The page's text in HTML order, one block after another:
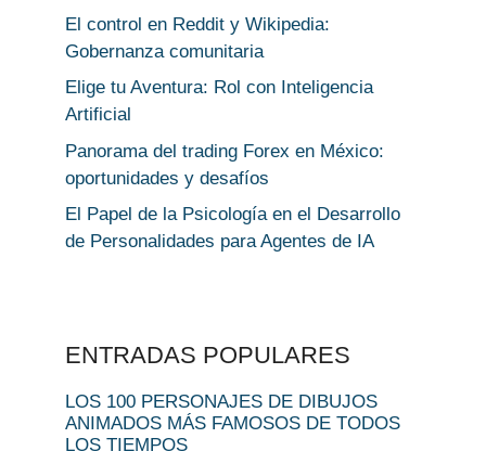
El control en Reddit y Wikipedia:
Gobernanza comunitaria
Elige tu Aventura: Rol con Inteligencia
Artificial
Panorama del trading Forex en México:
oportunidades y desafíos
El Papel de la Psicología en el Desarrollo
de Personalidades para Agentes de IA
ENTRADAS POPULARES
LOS 100 PERSONAJES DE DIBUJOS
ANIMADOS MÁS FAMOSOS DE TODOS
LOS TIEMPOS